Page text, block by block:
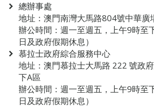
總辦事處
地址：澳門南灣大馬路804號中華廣
辦公時間：週一至週五，上午9時至
日及政府假期休息）
慕拉士政府綜合服務中心
地址：澳門慕拉士大馬路 222 號政
下A區
辦公時間：週一至週五，上午9時至
日及政府假期休息）